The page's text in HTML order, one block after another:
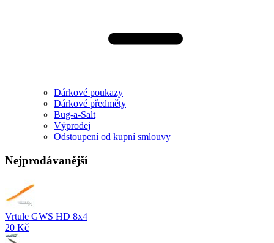
Dárkové poukazy
Dárkové předměty
Bug-a-Salt
Výprodej
Odstoupení od kupní smlouvy
Nejprodávanější
Vrtule GWS HD 8x4
20 Kč